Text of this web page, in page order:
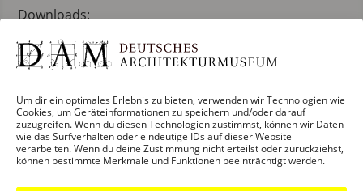
Um dir ein optimales Erlebnis zu bieten, verwenden wir Technologien wie
Cookies, um Geräteinformationen zu speichern und/oder darauf
zuzugreifen. Wenn du diesen Technologien zustimmst, können wir Daten
wie das Surfverhalten oder eindeutige IDs auf dieser Website
verarbeiten. Wenn du deine Zustimmung nicht erteilst oder zurückziehst,
können bestimmte Merkmale und Funktionen beeinträchtigt werden.
Downloads:
DAM Halbjahresprogramm 2019_1